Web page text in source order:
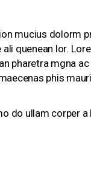
mucius dolorm
quenean lor.
pharetra mgna ac
phis
do ullam corper a